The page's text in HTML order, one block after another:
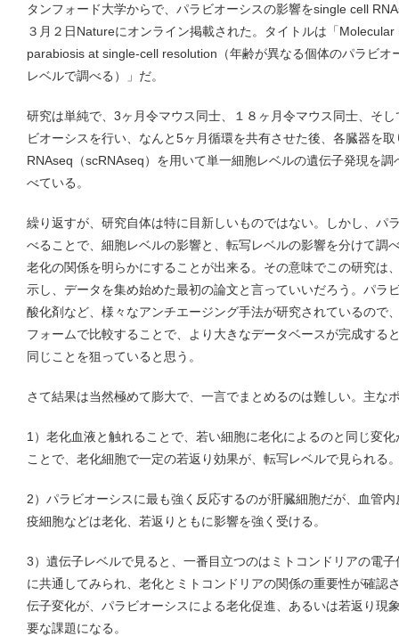
タンフォード大学からで、パラビオーシスの影響をsingle cell
３月２日Natureにオンライン掲載された。タイトルは「
parabiosis at single-cell resolution（年齢が異なる個体のパラビオ
レベルで調べる）」だ。
研究は単純で、3ヶ月令マウス同士、１８ヶ月令マウス同士、そ
ビオーシスを行い、なんと5ヶ月循環を共有させた後、各臓器を
RNAseq（scRNAseq）を用いて単一細胞レベルの遺伝子発現を
べている。
繰り返すが、研究自体は特に目新しいものではない。しかし、パ
べることで、細胞レベルの影響と、転写レベルの影響を分けて調
老化の関係を明らかにすることが出来る。その意味でこの研究は
示し、データを集め始めた最初の論文と言っていいだろう。パラ
酸化剤など、様々なアンチエージング手法が研究されているので
フォームで比較することで、より大きなデータベースが完成する
同じことを狙っていると思う。
さて結果は当然極めて膨大で、一言でまとめるのは難しい。主な
1）老化血液と触れることで、若い細胞に老化によるのと同じ変
ことで、老化細胞で一定の若返り効果が、転写レベルで見られる
2）パラビオーシスに最も強く反応するのが肝臓細胞だが、血管
疫細胞などは老化、若返りともに影響を強く受ける。
3）遺伝子レベルで見ると、一番目立つのはミトコンドリアの電
に共通してみられ、老化とミトコンドリアの関係の重要性が確認
伝子変化が、パラビオーシスによる老化促進、あるいは若返り現
要な課題になる。